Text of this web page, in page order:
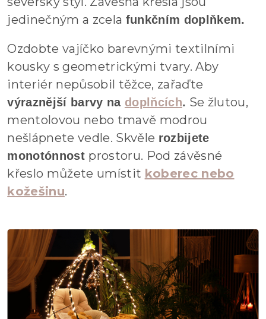
jedinečným a zcela funkčním doplňkem.
Ozdobte vajíčko barevnými textilními
kousky s geometrickými tvary. Aby
interiér nepůsobil těžce, zařaďte
výraznější barvy na doplňcích. Se žlutou,
mentolovou nebo tmavě modrou
nešlápnete vedle. Skvěle rozbijete
monotónnost prostoru. Pod závěsné
křeslo můžete umístit koberec nebo
kožešinu.